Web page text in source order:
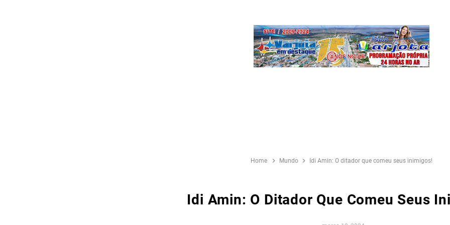
Home Mundo Idi Amin: O ditador que comeu seus inimigos!
Idi Amin: O Ditador Que Comeu Seus